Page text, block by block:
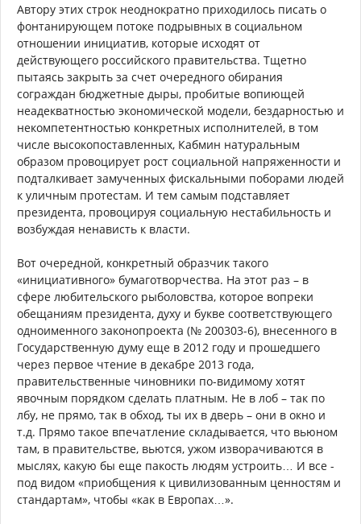
Автору этих строк неоднократно приходилось писать о
фонтанирующем потоке подрывных в социальном
отношении инициатив, которые исходят от
действующего российского правительства. Тщетно
пытаясь закрыть за счет очередного обирания
сограждан бюджетные дыры, пробитые вопиющей
неадекватностью экономической модели, бездарностью и
некомпетентностью конкретных исполнителей, в том
числе высокопоставленных, Кабмин натуральным
образом провоцирует рост социальной напряженности и
подталкивает замученных фискальными поборами людей
к уличным протестам. И тем самым подставляет
президента, провоцируя социальную нестабильность и
возбуждая ненависть к власти.
Вот очередной, конкретный образчик такого
«инициативного» бумаготворчества. На этот раз – в
сфере любительского рыболовства, которое вопреки
обещаниям президента, духу и букве соответствующего
одноименного законопроекта (№ 200303-6), внесенного в
Государственную думу еще в 2012 году и прошедшего
через первое чтение в декабре 2013 года,
правительственные чиновники по-видимому хотят
явочным порядком сделать платным. Не в лоб – так по
лбу, не прямо, так в обход, ты их в дверь – они в окно и
т.д. Прямо такое впечатление складывается, что вьюном
там, в правительстве, вьются, ужом изворачиваются в
мыслях, какую бы еще пакость людям устроить… И все -
под видом «приобщения к цивилизованным ценностям и
стандартам», чтобы «как в Европах…».